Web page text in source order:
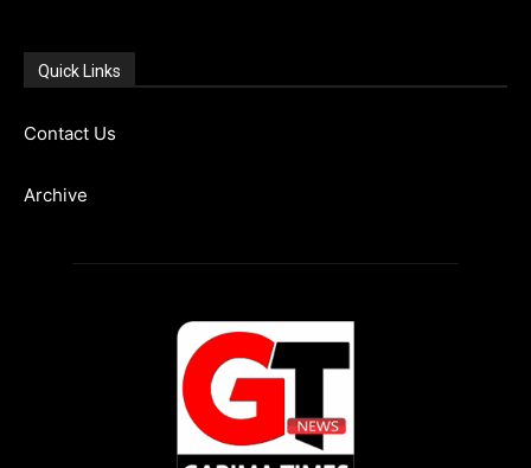
Quick Links
Contact Us
Archive